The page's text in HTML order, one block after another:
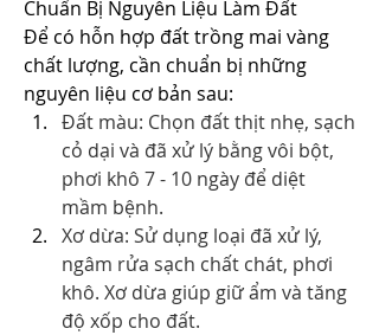
Chuẩn Bị Nguyên Liệu Làm Đất
Để có hỗn hợp đất trồng mai vàng
chất lượng, cần chuẩn bị những
nguyên liệu cơ bản sau:
Đất màu: Chọn đất thịt nhẹ, sạch
cỏ dại và đã xử lý bằng vôi bột,
phơi khô 7 - 10 ngày để diệt
mầm bệnh.
Xơ dừa: Sử dụng loại đã xử lý,
ngâm rửa sạch chất chát, phơi
khô. Xơ dừa giúp giữ ẩm và tăng
độ xốp cho đất.